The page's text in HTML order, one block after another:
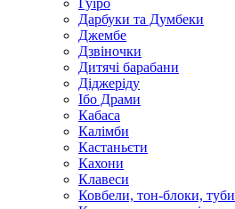
Гуіро
Дарбуки та Думбеки
Джембе
Дзвіночки
Дитячі барабани
Діджеріду
Ібо Драми
Кабаса
Калімби
Кастаньєти
Кахони
Клавеси
Ковбели, тон-блоки, туби